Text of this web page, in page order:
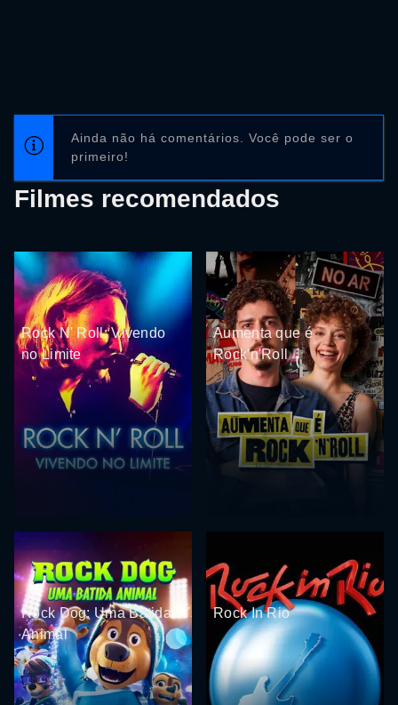
Ainda não há comentários. Você pode ser o
primeiro!
Filmes recomendados
Rock N' Roll: Vivendo
no Limite
Aumenta que é
Rock'n'Roll
Rock Dog: Uma Batida
Animal
Rock In Rio